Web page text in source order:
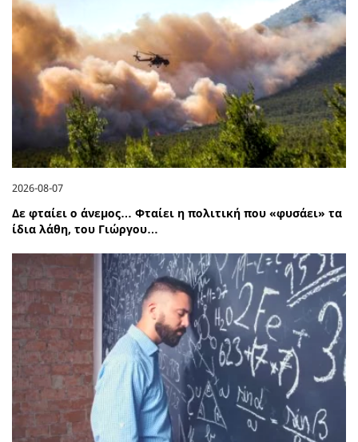
2026-08-07
Δε φταίει ο άνεμος… Φταίει η πολιτική που «φυσάει» τα
ίδια λάθη, του Γιώργου…